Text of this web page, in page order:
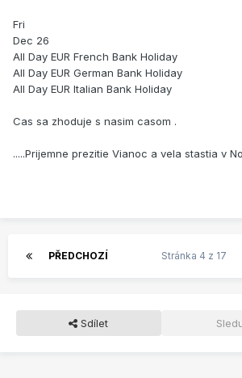
Fri
Dec 26
All Day EUR French Bank Holiday
All Day EUR German Bank Holiday
All Day EUR Italian Bank Holiday
Cas sa zhoduje s nasim casom .
.....Prijemne prezitie Vianoc a vela stastia v
PŘEDCHOZÍ Stránka 4 z 17
Sdílet